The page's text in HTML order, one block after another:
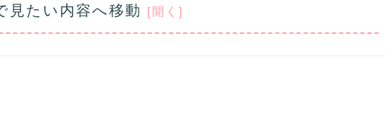
見たい内容へ移動